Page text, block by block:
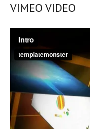
VIMEO VIDEO